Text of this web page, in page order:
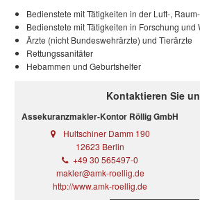
Bedienstete mit Tätigkeiten in der Luft-,
Bedienstete mit Tätigkeiten in Forschung und
Ärzte (nicht Bundeswehrärzte) und Tierärzte
Rettungssanitäter
Hebammen und Geburtshelfer
Kontaktieren Sie
Assekuranzmakler-Kontor Röllig GmbH
Hultschiner Damm 190
12623 Berlin
+49 30 565497-0
makler@amk-roellig.de
http://www.amk-roellig.de